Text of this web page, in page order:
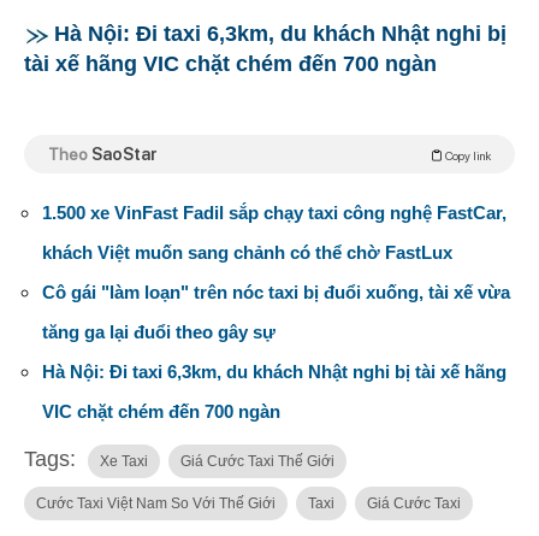
Hà Nội: Đi taxi 6,3km, du khách Nhật nghi bị
tài xế hãng VIC chặt chém đến 700 ngàn
Theo SaoStar Copy link
1.500 xe VinFast Fadil sắp chạy taxi công nghệ FastCar,
khách Việt muốn sang chảnh có thể chờ FastLux
Cô gái "làm loạn" trên nóc taxi bị đuổi xuống, tài xế vừa
tăng ga lại đuổi theo gây sự
Hà Nội: Đi taxi 6,3km, du khách Nhật nghi bị tài xế hãng
VIC chặt chém đến 700 ngàn
Tags: Xe Taxi Giá Cước Taxi Thế Giới
Cước Taxi Việt Nam So Với Thế Giới Taxi Giá Cước Taxi